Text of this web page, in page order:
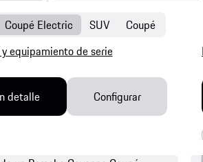
Coupé Electric SUV Coupé
equipamiento de serie
detalle Configurar